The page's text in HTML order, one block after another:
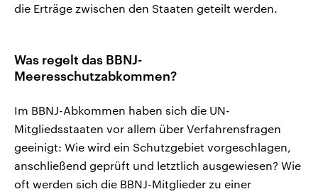
die Erträge zwischen den Staaten geteilt werden.
Was regelt das BBNJ-
Meeresschutzabkommen?
Im BBNJ-Abkommen haben sich die UN-
Mitgliedsstaaten vor allem über Verfahrensfragen
geeinigt: Wie wird ein Schutzgebiet vorgeschlagen,
anschließend geprüft und letztlich ausgewiesen? Wie
oft werden sich die BBNJ-Mitglieder zu einer